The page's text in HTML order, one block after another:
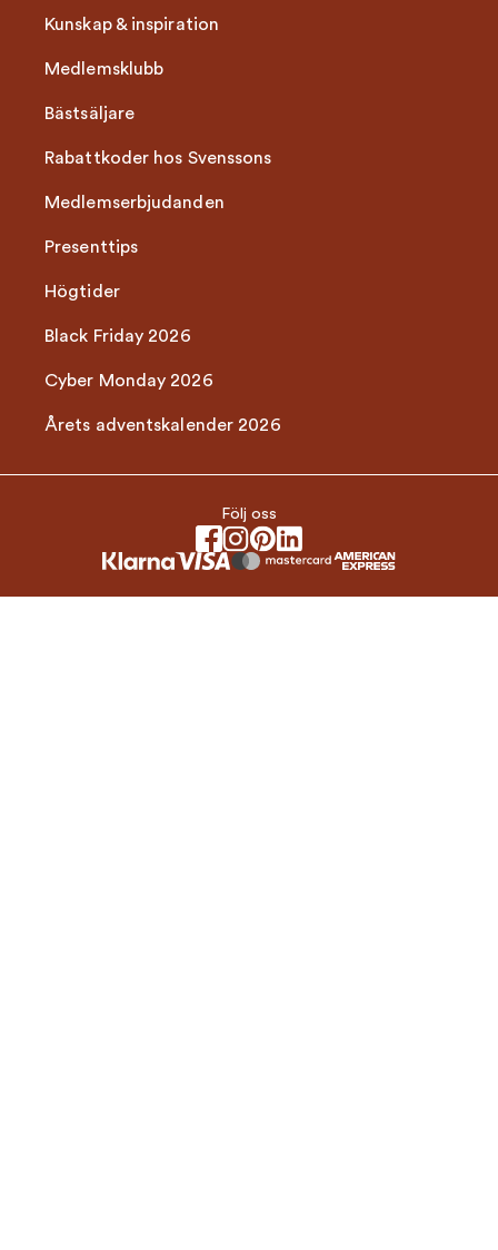
Kunskap & inspiration
Medlemsklubb
Bästsäljare
Rabattkoder hos Svenssons
Medlemserbjudanden
Presenttips
Högtider
Black Friday 2026
Cyber Monday 2026
Årets adventskalender 2026
Följ oss